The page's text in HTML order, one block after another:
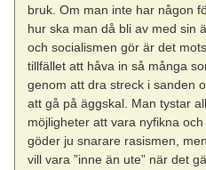
bruk. Om man inte har någon
hur ska man då bli av med sin
och socialismen gör är det
tillfället att håva in så många
genom att dra streck i sanden
att gå på äggskal. Man tystar
möjligheter att vara nyfikna
göder ju snarare rasismen,
vill vara ”inne än ute” när det